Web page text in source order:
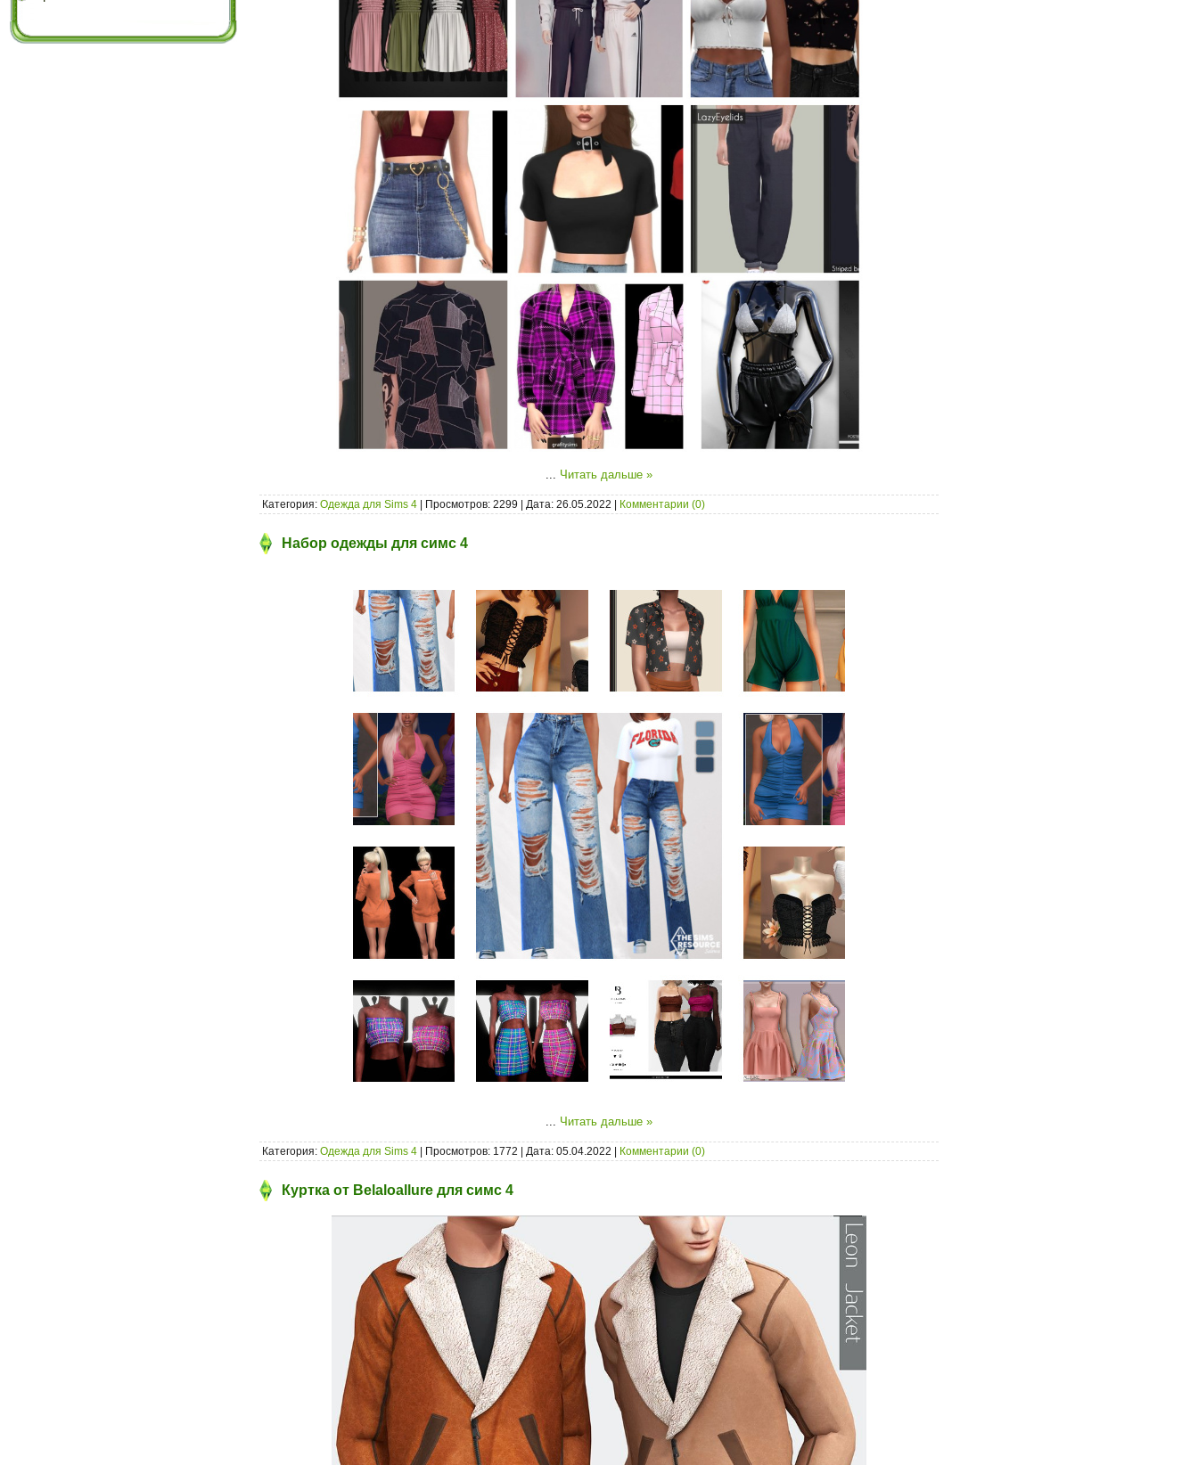
Читать дальше »
Категория: Одежда для Sims 4 | Просмотров: 2299 | Дата: 26.05.2022 Комментарии (0)
Набор одежды для симс 4
Читать дальше »
Категория: Одежда для Sims 4 | Просмотров: 1772 | Дата: 05.04.2022 Комментарии (0)
Куртка от Belaloallure для симс 4